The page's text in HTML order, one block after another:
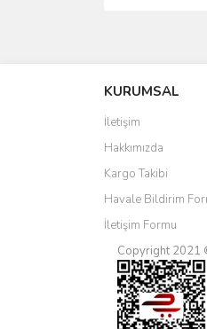
Ürün
Ürün
Ürün
Ürün
Bu ürüne
KURUMSAL
İletişim
Hakkımızda
Kargo Takibi
Havale Bildirim
İletişim Formu
Copyright 2021